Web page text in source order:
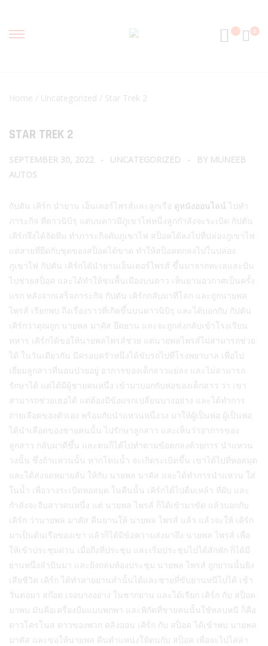
0
Home / Uncategorized / Star Trek 2
STAR TREK 2
SEPTEMBER 30, 2022 UNCATEGORIZED BY MUNEEB
AUTOS
กัปตัน เคิร์ก นำยาน เอ็นเตอร์ไพรส์และลูกเรือ ดูหนังออนไลน์ ไปทำ
ภาระกิจ ที่ดาวนิบิรุ แต่บนดาวมีภูเขาไฟหนึ่งลูกกำลังจะระเบิด กัปตัน
เคิร์กจึงได้จัดทีม ทำภาระกิจดับภูเขาไฟ สป็อคได้ลงไปที่ปล่องภูเขาไฟ
แต่สายที่ยึดกับชุดของสป็อคได้ขาด ทำให้สป็อคตกลงไปในปล่อง
ภูเขาไฟ กัปตัน เคิร์กได้นำยานเอ็นเตอร์ไพรส์ ขึ้นมาจากทะเลและบิน
ไปช่วยสป็อค และได้ทำให้ชนพื้นเมืองบนดาว เห็นยานอวกาศเป็นครั้ง
แรก หลังจากเสร็จภาระกิจ กัปตัน เคิร์กกลับมาที่โลก และถูกนายพล
ไพรส์ เรียกพบ ถึงเรื่องราวที่เกิดขึ้นบนดาวนิบิรุ และได้บอกกับ กัปตัน
เคิร์กว่าคุณถูก นายพล มาคัส ยึดยาน และจะถูกส่งกลับเข้าโรงเรียน
ทหาร เคิร์กได้ขอให้นายพลไพรส์ช่วย แต่นายพลไพรส์ไม่สามารถช่วย
ได้ ในวันเดียวกัน มีครอบครัวหนึ่งได้ขับรถไปที่โรงพยาบาล เพื่อไป
เยี่ยมลูกสาวที่นอนป่วยอยู่ อาการของเด็กสาวแย่ลง และไม่สามารถ
รักษาได้ แต่ได้มีผู้ชายคนหนึ่ง เข้ามาบอกกับพ่อของเด็กสาว ว่า เขา
สามารถช่วยเธอได้ แต่ต้องมีข้อแรกเปลี่ยนบางอย่าง และได้ทำการ
ถ่ายเลือดของตัวเอง พร้อมกับนำแหวนหนึ่งวง มาให้ผู้เป็นพ่อ ผู้เป็นพ่อ
ได้นำเลือดของชายคนนั้น ไปรักษาลูกสาว และเห็นว่าอาการของ
ลูกสาว กลับมาดีขึ้น และตนก็ได้ไปทำตามข้อตกลงด้วยการ นำแหวน
วงนั้น ซึ่งถ้าแหวนนั้น หากโดนน้ำ จะเกิดระเบิดขึ้น เขาได้ไปที่หอสมุด
และได้ส่งจดหมายลับ ให้กับ นายพล มาคัส และได้ทำการนำแหวน ใส่
ในน้ำ เพื่อวางระเบิดหอสมุด ในคืนนั้น เคิร์กได้ไปดื่มเหล้า ที่ผับ และ
กำลังจะจีบสาวคนหนึ่ง แต่ นายพล ไพรส์ ก็ได้เข้ามาขัด แล้วบอกกับ
เคิร์ก ว่านายพล มาคัส คืนยานให้ นายพล ไพรส์ แล้ว แล้วจะให้ เคิร์ก
มาเป็นต้นเรือของเขา แล้วก็ได้มีข้อความส่งมาถึง นายพล ไพรส์ เพื่อ
ให้เข้าประชุมด่วน เมื่อถึงที่ประชุม และเริ่มประชุมไปได้สักพัก ก็ได้มี
ยานหนึ่งลำบินมา และยิงถล่มห้องประชุม นายพล ไพรส์ ถูกยานนั้นยิง
เสียชีวิต เคิร์ก ได้ทำลายยานลำนั้นได้และชายที่ขับยานหนีไปได้ เช้า
วันต่อมา สก๊อต เจอบางอย่าง ในซากยาน และได้เรียก เคิร์ก กับ สป็อค
มาพบ มันคือเครื่องบีมแบบพกพา และพิกัดที่ชายคนนั้นใช้หลบหนี ก็คือ
ดาวโครโนส ดาวของพวก คลิงออน เคิร์ก กับ สป็อค ได้เข้าพบ นายพล
มาคัส และขอให้นายพล คืนตำแหน่งให้ตนกับ สป็อค เพื่อจะไปไล่ล่า